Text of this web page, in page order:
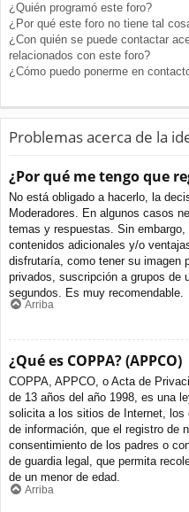
¿Quién programó este foro?
¿Por qué este foro no tiene tal
¿Con quién se puede contactar
relacionados con este foro?
¿Cómo puedo ponerme en
Problemas acerca de la
¿Por qué me tengo que
No está obligado a hacerlo, la
Moderadores. En algunos casos
temas y respuestas. Sin
contenidos adicionales y/o
disfrutaría, como tener su imagen
privados, suscripción a grupos de
segundos. Es muy recomendable.
Arriba
¿Qué es COPPA? (APPCO)
COPPA, APPCO, o Acta de
de 13 años del año 1998, es una
solicita a los sitios de Internet, los
de información, que el registro de
consentimiento de los padres o
de guardia legal, que permita
de un menor de edad.
Arriba